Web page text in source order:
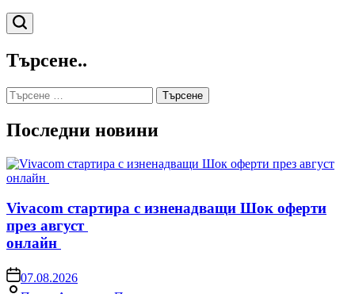
Търсене
Търсене..
Търсене
за:
Последни новини
Vivacom стартира с изненадващи Шок оферти
през август
онлайн
on07.08.2026
Posted